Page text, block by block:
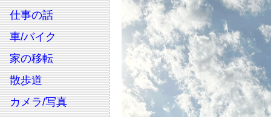
仕事の話
車/バイク
家の移転
散歩道
カメラ/写真